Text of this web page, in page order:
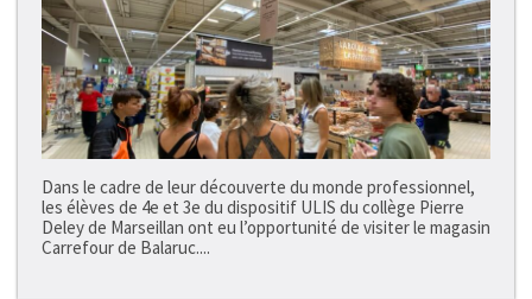
Dans le cadre de leur découverte du monde professionnel,
les élèves de 4e et 3e du dispositif ULIS du collège Pierre
Deley de Marseillan ont eu l’opportunité de visiter le magasin
Carrefour de Balaruc....